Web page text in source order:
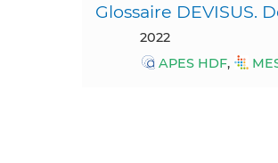
Glossaire DEVISUS.
2022
APES HDF,